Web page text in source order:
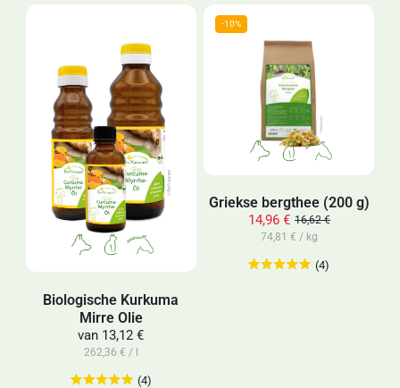
Biologische Kurkuma
Mirre Olie
van 13,12 €
262,36 € / l
(4)
Griekse bergthee (200 g)
16,62 €
14,96 €
74,81 € / kg
(4)